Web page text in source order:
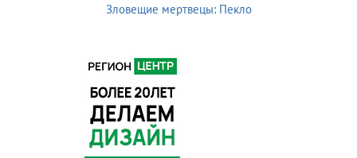
Зловещие мертвецы: Пекло